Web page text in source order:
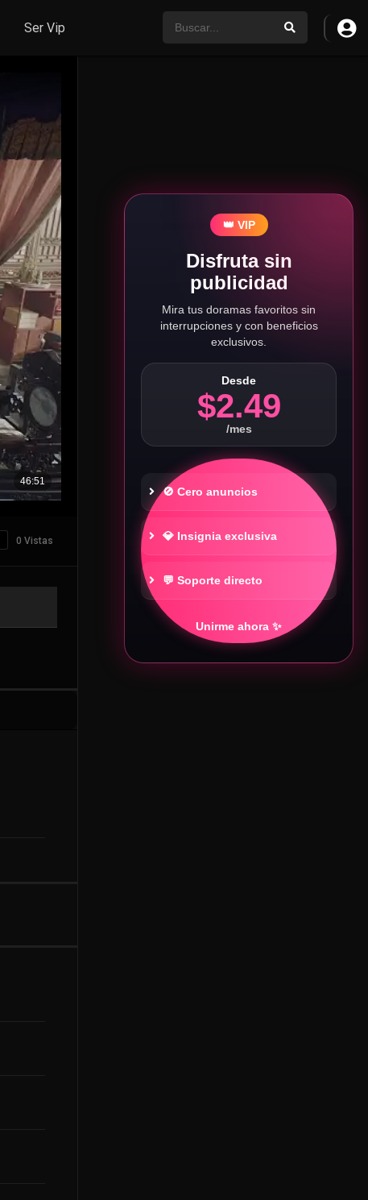
Ser Vip
0 Vistas
👑 VIP
Disfruta sin
publicidad
Mira tus doramas favoritos sin
interrupciones y con beneficios
exclusivos.
Desde
$2.49
/mes
🚫 Cero anuncios
💎 Insignia exclusiva
💬 Soporte directo
Unirme ahora ✨